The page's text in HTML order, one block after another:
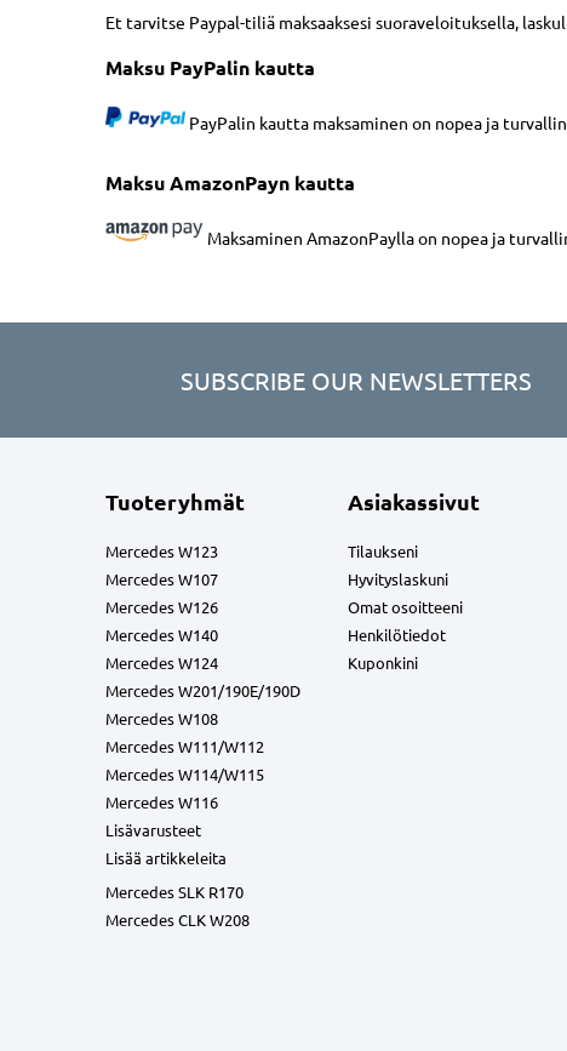
Et tarvitse Paypal-tiliä maksaaksesi suoraveloituksella,
Maksu PayPalin kautta
PayPalin kautta maksaminen on nopea ja
Maksu AmazonPayn kautta
Maksaminen AmazonPaylla on nopea ja
SUBSCRIBE OUR NEWSLETTERS
Tuoteryhmät
Mercedes W123
Mercedes W107
Mercedes W126
Mercedes W140
Mercedes W124
Mercedes W201/190E/190D
Mercedes W108
Mercedes W111/W112
Mercedes W114/W115
Mercedes W116
Lisävarusteet
Lisää artikkeleita
Mercedes SLK R170
Mercedes CLK W208
Asiakassivut
Tilaukseni
Hyvityslaskuni
Omat osoitteeni
Henkilötiedot
Kuponkini